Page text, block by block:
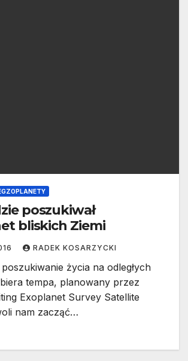
poszukiwał
bliskich Ziemi
RADEK KOSARZYCKI
życia na odległych
tempa, planowany przez
Exoplanet Survey Satellite
nam zacząć…